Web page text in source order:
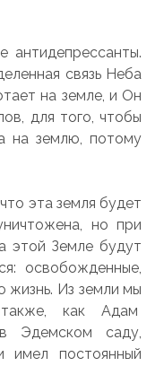
связь Неба
на земле, и Он
для того, чтобы
на землю, потому
эта земля будет
но при
этой Земле будут
освобожденные,
жизнь. Из земли мы
как Адам
Эдемском саду,
имел постоянный